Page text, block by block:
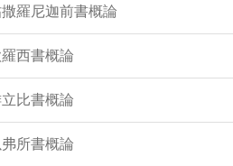
羅尼迦前書概論
西書概論
比書概論
所書概論